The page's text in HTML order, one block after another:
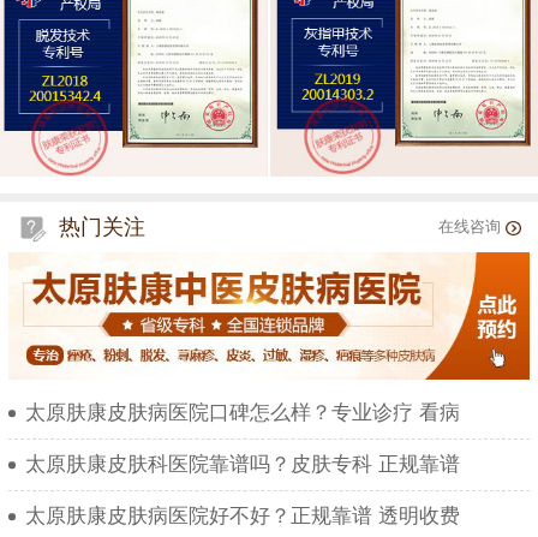
热门关注 在线咨询
太原肤康皮肤病医院口碑怎么样？专业诊疗 看病
太原肤康皮肤科医院靠谱吗？皮肤专科 正规靠谱
太原肤康皮肤病医院好不好？正规靠谱 透明收费